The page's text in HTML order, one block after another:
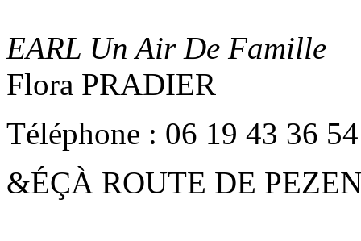
EARL Un Air De Famille
Flora PRADIER
Téléphone : 06 19 43 36 54
&ÉÇÀ ROUTE DE